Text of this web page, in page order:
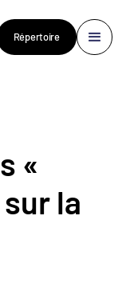
Répertoire
«
la